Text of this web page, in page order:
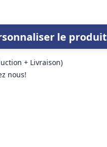
le produit
+ Livraison)
nous!